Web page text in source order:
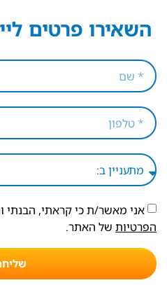
השאירו פרטים
אני מאשר/ת כי קראתי, הבנתי
הפרטיות של האתר.